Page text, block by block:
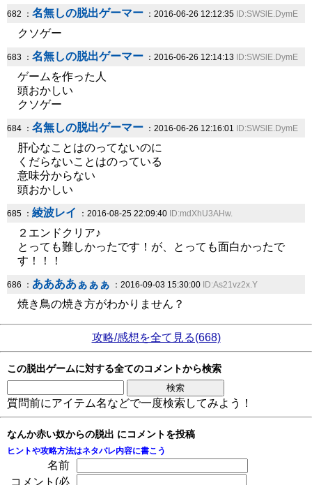
682 ： 名無しの脱出ゲーマー ：2016-06-26 12:12:35 ID:SWSlE.DymE
クソゲー
683 ： 名無しの脱出ゲーマー ：2016-06-26 12:14:13 ID:SWSlE.DymE
ゲームを作った人
頭おかしい
クソゲー
684 ： 名無しの脱出ゲーマー ：2016-06-26 12:16:01 ID:SWSlE.DymE
肝心なことはのってないのに
くだらないことはのっている
意味分からない
頭おかしい
685 ： 綾波レイ ：2016-08-25 22:09:40 ID:mdXhU3AHw.
２エンドクリア♪
とっても難しかったです！が、とっても面白かったで
す！！！
686 ： ああああぁぁぁ ：2016-09-03 15:30:00 ID:As21vz2x.Y
焼き鳥の焼き方がわかりません？
攻略/感想を全て見る(668)
この脱出ゲームに対する全てのコメントから検索
質問前にアイテム名などで一度検索してみよう！
なんか赤い奴からの脱出 にコメントを投稿
ヒントや攻略方法はネタバレ内容に書こう
名前
コメント(必